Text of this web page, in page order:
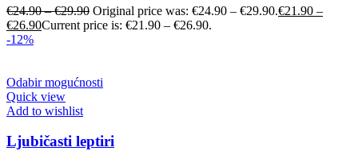
€24.90–€29.90 Original price was: €24.90 – €29.90.€21.90 –
€26.90Current price is: €21.90 – €26.90.
-12%
Odabir mogućnosti
Quick view
Add to wishlist
Ljubičasti leptiri